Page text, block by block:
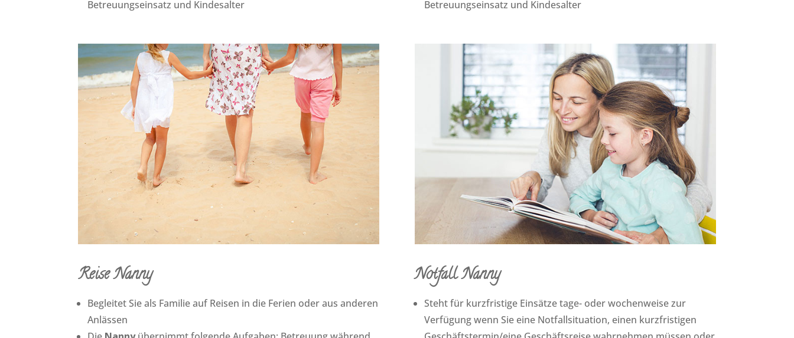
Betreuungseinsatz und Kindesalter
Reise Nanny
Begleitet Sie als Familie auf Reisen in die Ferien oder aus anderen
Anlässen
Betreuungseinsatz und Kindesalter
Notfall Nanny
Steht für kurzfristige Einsätze tage- oder wochenweise zur
Verfügung wenn Sie eine Notfallsituation, einen kurzfristigen